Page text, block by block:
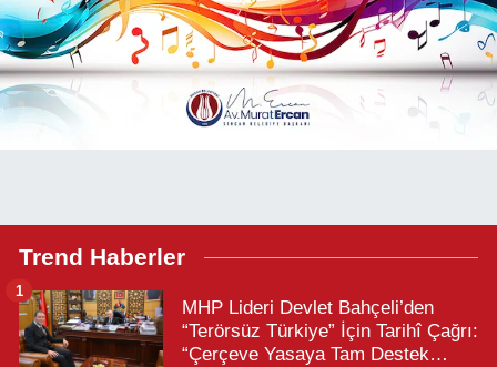
Trend Haberler
MHP Lideri Devlet Bahçeli’den
“Terörsüz Türkiye” İçin Tarihî Çağrı:
“Çerçeve Yasaya Tam Destek
1